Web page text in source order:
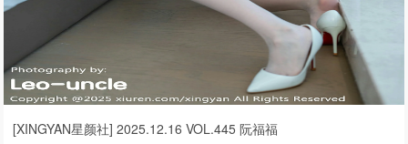
[XINGYAN星颜社] 2025.12.16 VOL.445 阮福福